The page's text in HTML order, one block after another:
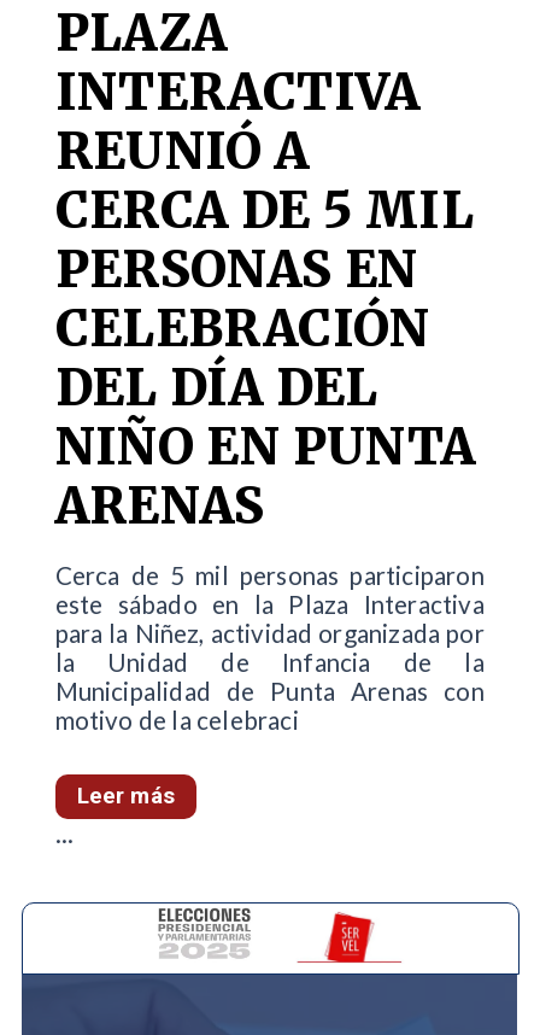
PLAZA
INTERACTIVA
REUNIÓ A
CERCA DE 5 MIL
PERSONAS EN
CELEBRACIÓN
DEL DÍA DEL
NIÑO EN PUNTA
ARENAS
Cerca de 5 mil personas participaron
este sábado en la Plaza Interactiva
para la Niñez, actividad organizada por
la Unidad de Infancia de la
Municipalidad de Punta Arenas con
motivo de la celebraci
Leer más
...